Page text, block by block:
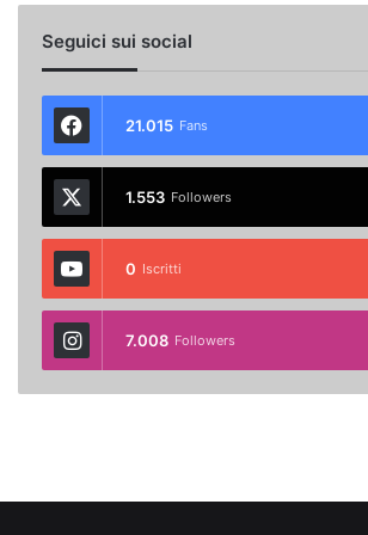
Seguici sui social
21.015 Fans
1.553 Followers
0 Iscritti
7.008 Followers